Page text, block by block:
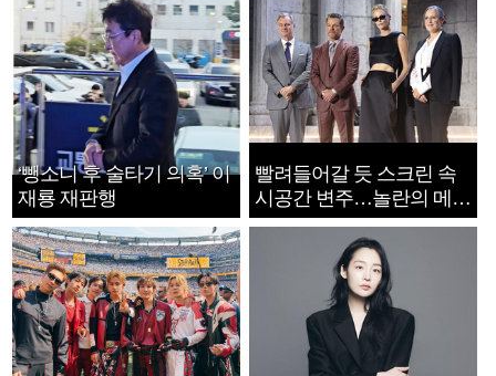
‘뺑소니 후 술타기 의혹’ 이
재룡 재판행
빨려들어갈 듯 스크린 속
시공간 변주…놀란의 메시
지는 ‘전쟁 속죄’